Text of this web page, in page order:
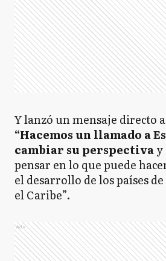
Y lanzó un mensaje directo
“Hacemos un llamado a
cambiar su perspectivay
pensar en lo que puede
el desarrollo de los países
el Caribe”.
Ads